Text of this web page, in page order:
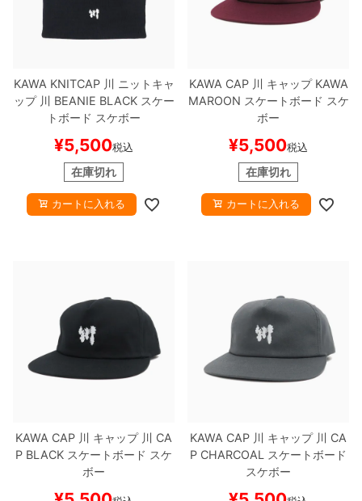
KAWA KNITCAP川 ニットキャ
ップ川 BEANIE BLACKスケー
トボード スケボー
¥5,500税込
在庫切れ
カートに入れる
KAWA CAP川 キャップKAWA
MAROON スケートボード スケ
ボー
¥5,500税込
在庫切れ
カートに入れる
KAWA CAP 川 キャップ川 CA
P BLACK スケートボード スケ
ボー
KAWA CAP 川 キャップ川 CA
P CHARCOAL
スケートボード
スケボー